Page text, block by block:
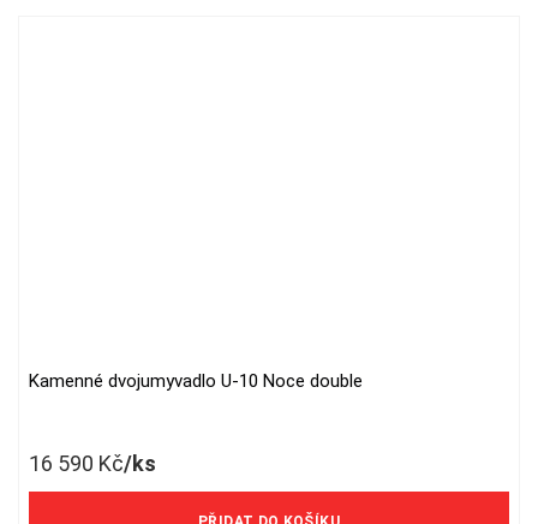
Kamenné dvojumyvadlo U-10 Noce double
16 590 Kč/ks
13 711 Kč/ks bez DPH